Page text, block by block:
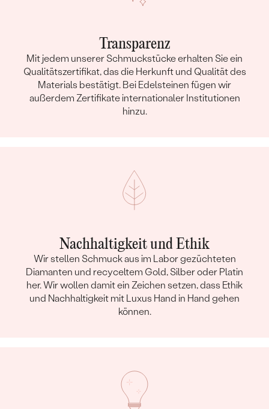
Transparenz
Mit jedem unserer Schmuckstücke erhalten Sie ein
Qualitätszertifikat, das die Herkunft und Qualität des
Materials bestätigt. Bei Edelsteinen fügen wir
außerdem Zertifikate internationaler Institutionen
hinzu.
Nachhaltigkeit und Ethik
Wir stellen Schmuck aus im Labor gezüchteten
Diamanten und recyceltem Gold, Silber oder Platin
her. Wir wollen damit ein Zeichen setzen, dass Ethik
und Nachhaltigkeit mit Luxus Hand in Hand gehen
können.